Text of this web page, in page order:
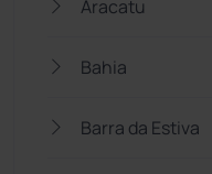
Aracatu
Bahia
Barra da Estiva